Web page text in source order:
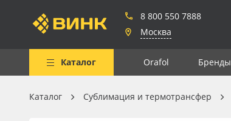
8 800 550 7888
Москва
Каталог Orafol Бренды
Весь каталог
Каталог Сублимация и термотрансфер